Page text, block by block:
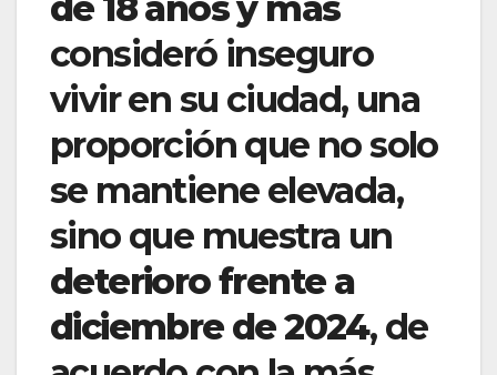
consideró inseguro
vivir en su ciudad, una
proporción que no solo
se mantiene elevada,
sino que muestra un
deterioro frente a
diciembre de 2024, de